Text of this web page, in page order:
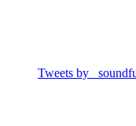
Tweets by